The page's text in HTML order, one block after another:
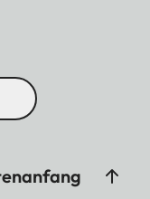
Die olivgrüne
um eine
Jagd verbunden